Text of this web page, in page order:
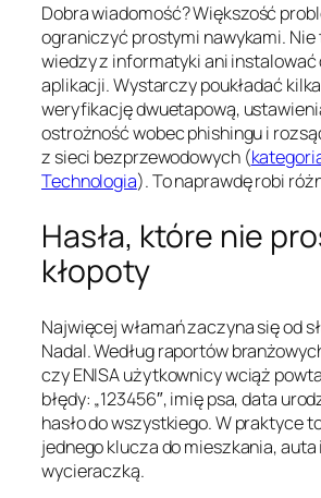
Dobra wiadomość? Większość
ograniczyć prostymi nawykami. Nie
wiedzy z informatyki ani
aplikacji. Wystarczy poukładać
weryfikację dwuetapową,
ostrożność wobec phishingu i
z sieci bezprzewodowych (
Technologia). To naprawdę robi
Hasła, które nie
kłopoty
Najwięcej włamań zaczyna się od
Nadal. Według raportów
czy ENISA użytkownicy wciąż
błędy: „123456″, imię psa, data
hasło do wszystkiego. W praktyce
jednego klucza do mieszkania, auta
wycieraczką.